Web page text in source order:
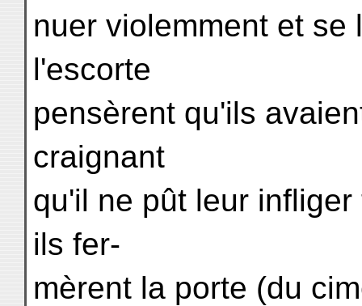
nuer violemment et
l'escorte
pensèrent qu'ils
craignant
qu'il ne pût leur
ils fer-
mèrent la porte (du